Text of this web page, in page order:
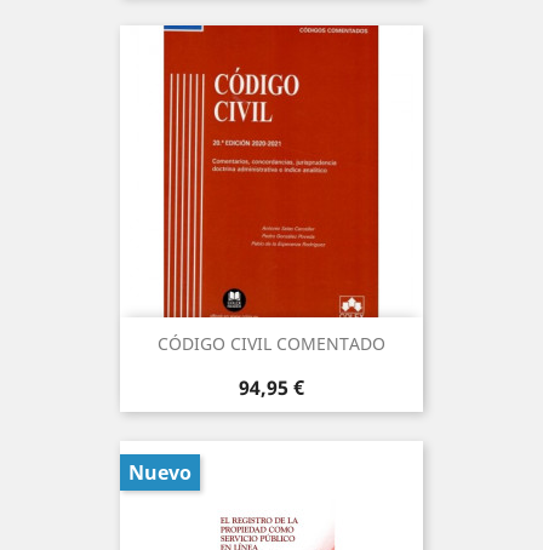
CÓDIGO CIVIL COMENTADO
Precio
94,95 €
Nuevo